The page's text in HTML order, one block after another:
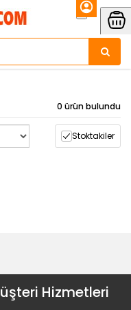
0 ürün bulundu
Stoktakiler
Hizmetleri